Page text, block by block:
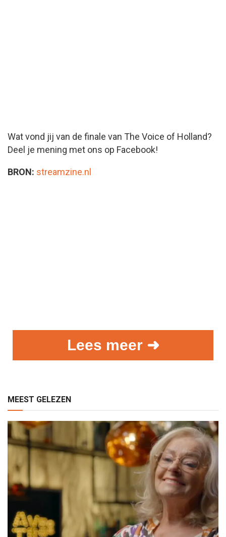
Wat vond jij van de finale van The Voice of Holland?
Deel je mening met ons op Facebook!
BRON: streamzine.nl
Lees meer ➜
MEEST GELEZEN